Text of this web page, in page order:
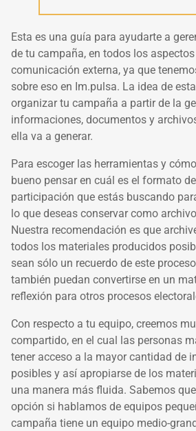
Esta es una guía para ayudarte a
de tu campaña, en todos los
comunicación externa, ya que
sobre eso en Im.pulsa. La idea de
organizar tu campaña a partir de la
informaciones, documentos y
ella va a generar.
Para escoger las herramientas y
bueno pensar en cuál es el formato
participación que estás buscando
lo que deseas conservar como
Nuestra recomendación es que
todos los materiales producidos
sean sólo un recuerdo de este
también puedan convertirse en un
reflexión para otros procesos
Con respecto a tu equipo, creemos
compartido, en el cual las personas
tener acceso a la mayor cantidad de
posibles y así apropiarse de los
una manera más fluida. Sabemos
opción si hablamos de equipos
campaña tiene un equipo medio-